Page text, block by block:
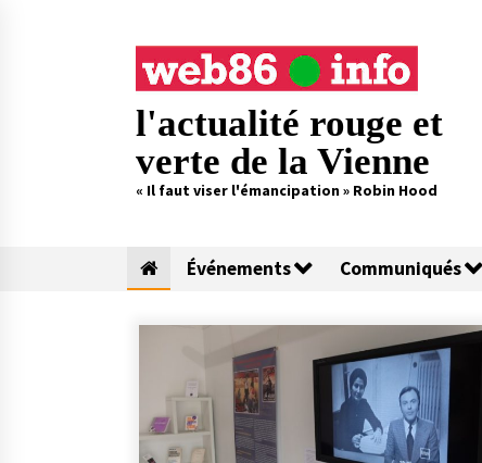
l'actualité rouge et
verte de la Vienne
« Il faut viser l'émancipation » Robin Hood
Événements Communiqués